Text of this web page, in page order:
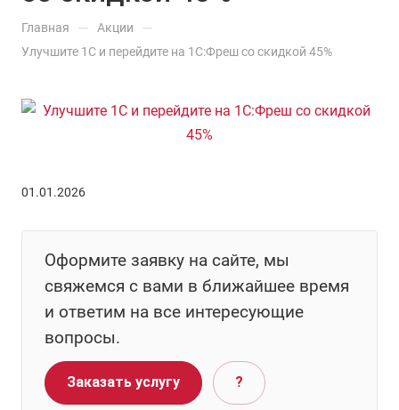
Главная — Акции —
Улучшите 1С и перейдите на 1С:Фреш со скидкой 45%
01.01.2026
Оформите заявку на сайте, мы
свяжемся с вами в ближайшее время
и ответим на все интересующие
вопросы.
Заказать услугу ?